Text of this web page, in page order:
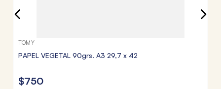
TOMY
PAPEL VEGETAL 90grs. A3 29,7 x 42
$750